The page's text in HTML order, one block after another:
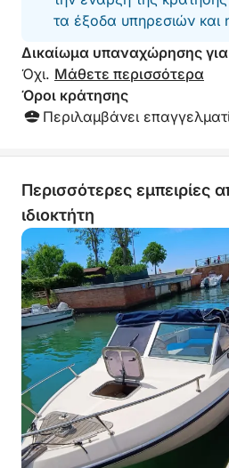
τα έξοδα υπηρεσιών και
Δικαίωμα υπαναχώρησης
Όχι. Μάθετε περισσότερα
Όροι κράτησης
Περιλαμβάνει
Περισσότερες εμπειρίες
ιδιοκτήτη